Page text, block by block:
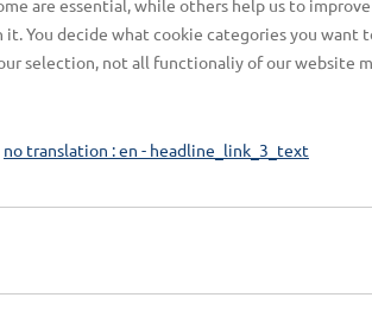
are essential, while others help us to
You decide what cookie categories you want
selection, not all functionaliy of our website
no translation : en - headline_link_3_text